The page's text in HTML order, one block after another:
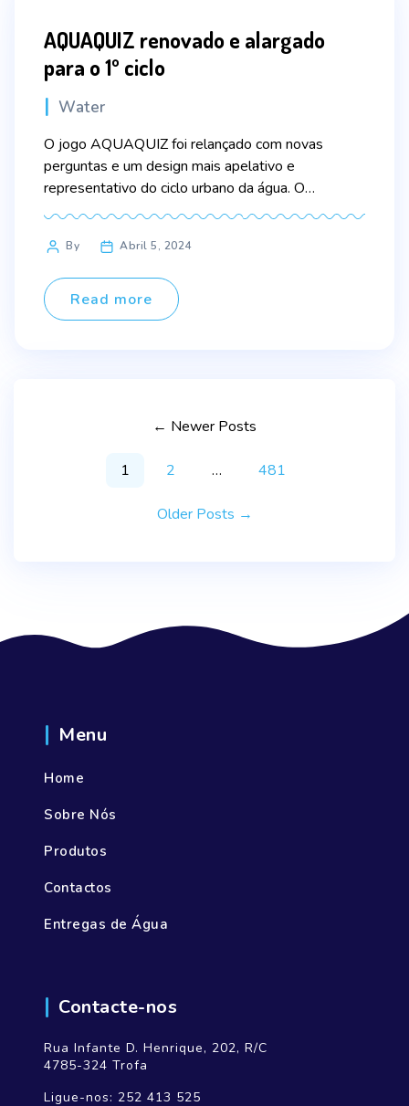
AQUAQUIZ renovado e alargado
para o 1º ciclo
Categories
Water
O jogo AQUAQUIZ foi relançado com novas
perguntas e um design mais apelativo e
representativo do ciclo urbano da água. O
alargamento ao 1º ciclo do ensino básico, em
novidade desta nova versão do jogo sobre o valor
da água.O Dia Mundial da Água (22 de […]
PostBy Abril 5, 2024
Read more
Paginação
conteúdos
← Newer Posts
1 2 … 481
Older Posts →
Menu
Home
Sobre Nós
Produtos
Contactos
Entregas de Água
Contacte-nos
Rua Infante D. Henrique, 202, R/C
4785-324 Trofa
Ligue-nos: 252 413 525